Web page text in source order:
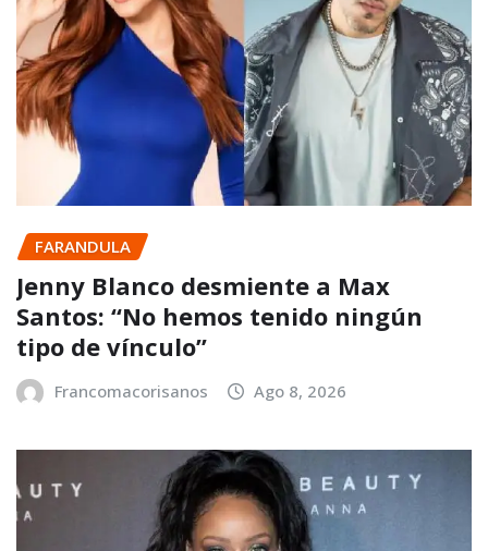
FARANDULA
Jenny Blanco desmiente a Max
Santos: “No hemos tenido ningún
tipo de vínculo”
Francomacorisanos Ago 8, 2026